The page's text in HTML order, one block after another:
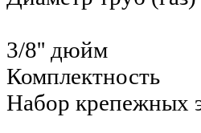
3/8'' дюйм
Комплектность
Набор крепежных